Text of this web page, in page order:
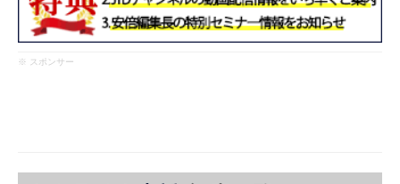
※ スポンサー